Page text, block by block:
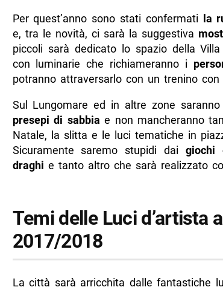
-- Il Presepe del maestro Carotenuto
-- Festival Culture Giovani – Linea d’Ombra
-- Luci alla Minerva
- Luci d’artista Card
- Informazioni sulle Luci d’artista 2017/2018
-- Scopri di più da Napolike.it
Per quest’anno sono stati confermati
la
e, tra le novità, ci sarà la suggestiva
piccoli sarà dedicato lo spazio della
con luminarie che richiameranno i
potranno attraversarlo con un trenino
Sul Lungomare ed in altre zone
presepi di sabbia e non mancheranno
Natale, la slitta e le luci tematiche in
Sicuramente saremo stupidi dai giochi
draghi e tanto altro che sarà realizzato
Temi delle Luci d’artista
2017/2018
La città sarà arricchita dalle fantastiche